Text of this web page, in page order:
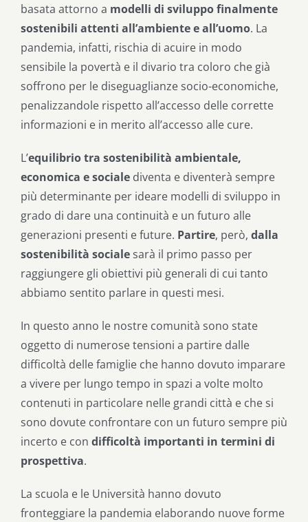
basata attorno a modelli di sviluppo finalmente
sostenibili attenti all’ambiente e all’uomo. La
pandemia, infatti, rischia di acuire in modo
sensibile la povertà e il divario tra coloro che già
soffrono per le diseguaglianze socio-economiche,
penalizzandole rispetto all’accesso delle corrette
informazioni e in merito all’accesso alle cure.
L’equilibrio tra sostenibilità ambientale,
economica e sociale diventa e diventerà sempre
più determinante per ideare modelli di sviluppo in
grado di dare una continuità e un futuro alle
generazioni presenti e future. Partire, però, dalla
sostenibilità sociale sarà il primo passo per
raggiungere gli obiettivi più generali di cui tanto
abbiamo sentito parlare in questi mesi.
In questo anno le nostre comunità sono state
oggetto di numerose tensioni a partire dalle
difficoltà delle famiglie che hanno dovuto imparare
a vivere per lungo tempo in spazi a volte molto
contenuti in particolare nelle grandi città e che si
sono dovute confrontare con un futuro sempre più
incerto e con difficoltà importanti in termini di
prospettiva.
La scuola e le Università hanno dovuto
fronteggiare la pandemia elaborando nuove forme